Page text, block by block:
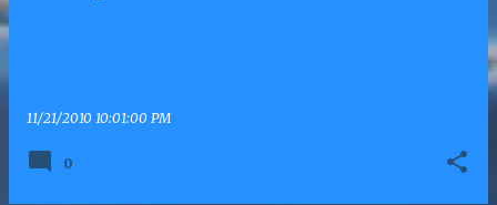
11/21/2010 10:01:00 PM
0